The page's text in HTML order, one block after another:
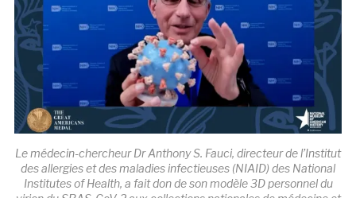
Le médecin-chercheur Dr Anthony S. Fauci, directeur de l’Institut
des allergies et des maladies infectieuses (NIAID) des National
Institutes of Health, a fait don de son modèle 3D personnel du